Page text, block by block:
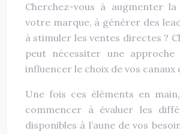
Cherchez-vous à augmenter
votre marque, à générer des
à stimuler les ventes directes ?
peut nécessiter une
influencer le choix de vos canaux
Une fois ces éléments en
commencer à évaluer les
disponibles à l’aune de vos